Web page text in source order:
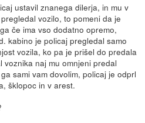
ustavil znanega dilerja, in mu v
vozilo, to pomeni da je
če ima vso dodatno opremo,
kabino je policaj pregledal samo
vozila, ko pa je prišel do predala
naj mu omnjeni predal
sami vam dovolim, policaj je odprl
šklopoc in v arest.